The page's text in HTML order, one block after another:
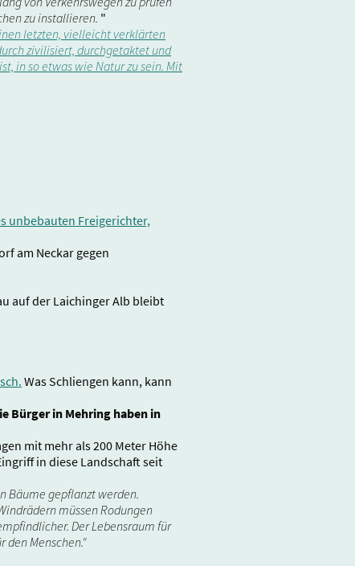
zu installieren. "
letzten, vielleicht verklärten
zivilisiert, durchgetaktet und
in so etwas wie Natur zu sein. Mit
unbebauten Freigerichter,
am Neckar gegen
auf der Laichinger Alb bleibt
Was Schliengen kann, kann
Bürger in Mehring haben in
mit mehr als 200 Meter Höhe
in diese Landschaft seit
Bäume gepflanzt werden.
müssen Rodungen
Der Lebensraum für
den Menschen."